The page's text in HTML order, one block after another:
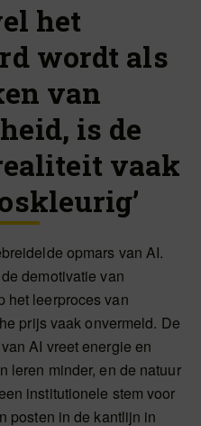
het
wordt als
van
is de
vaak
opmars van AI.
demotivatie van
het leerproces van
prijs vaak onvermeld. De
AI vreet energie en
leren minder, en de natuur
institutionele stem voor
posten in de kantlijn in